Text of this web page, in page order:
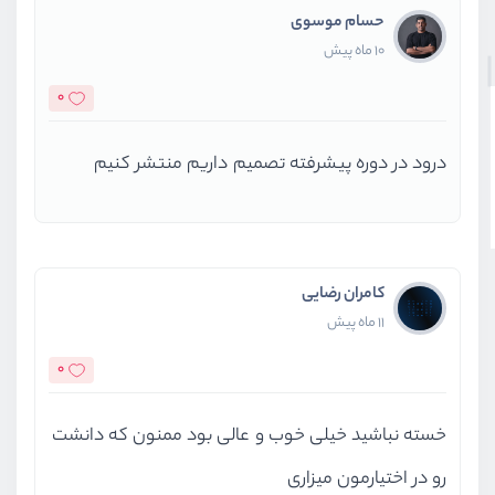
آماده‌سازی یک پروژه نمونه با Node.js
استفاده از Cache در فرآیند Build
حذف، متوقف کردن و راه‌اندازی مجدد کانتینرها
حسام موسوی
10 ماه پیش
0
درود در دوره پیشرفته تصمیم داریم منتشر کنیم
کامران رضایی
11 ماه پیش
0
خسته نباشید خیلی خوب و عالی بود ممنون که دانشت
رو در اختیارمون میزاری